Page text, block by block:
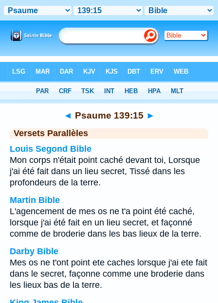
Chapitre 139 > Verset 15
◄ Psaume 139:15 ►
Versets Parallèles
Louis Segond Bible
Mon corps n'était point caché devant toi, Lorsque
j'ai été fait dans un lieu secret, Tissé dans les
profondeurs de la terre.
Martin Bible
L'agencement de mes os ne t'a point été caché,
lorsque j'ai été fait en un lieu secret, et façonné
comme de broderie dans les bas lieux de la terre.
Darby Bible
Mes os ne t'ont point ete caches lorsque j'ai ete fait
dans le secret, façonne comme une broderie dans
les lieux bas de la terre.